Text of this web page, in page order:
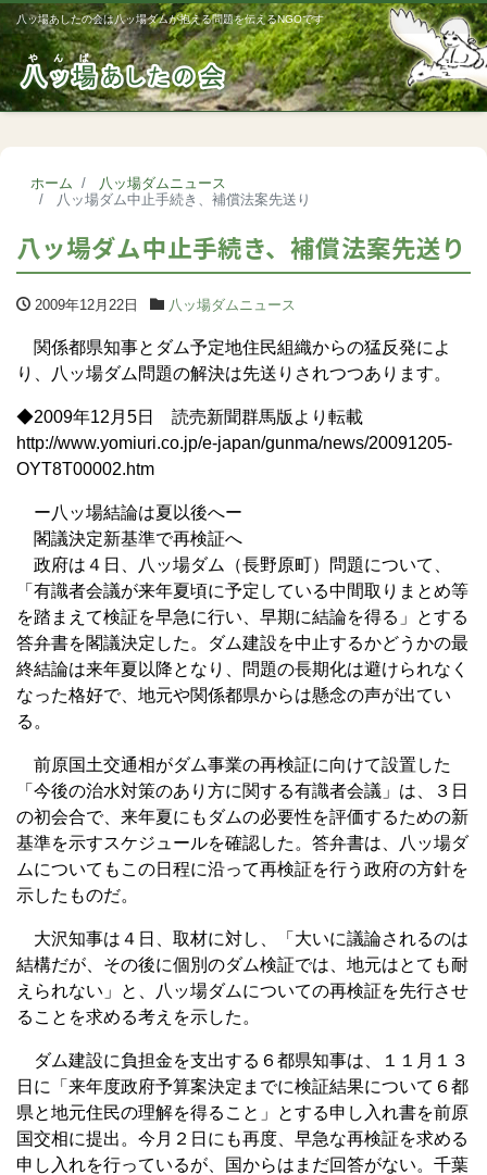
八ッ場あしたの会は八ッ場ダムが抱える問題を伝えるNGOです
ホーム
八ッ場ダムニュース
八ッ場ダム中止手続き、補償法案先送り
八ッ場ダム中止手続き、補償法案先送り
2009年12月22日 八ッ場ダムニュース
関係都県知事とダム予定地住民組織からの猛反発によ
り、八ッ場ダム問題の解決は先送りされつつあります。
◆2009年12月5日 読売新聞群馬版より転載
http://www.yomiuri.co.jp/e-japan/gunma/news/20091205-
OYT8T00002.htm
ー八ッ場結論は夏以後へー
閣議決定新基準で再検証へ
政府は４日、八ッ場ダム（長野原町）問題について、
「有識者会議が来年夏頃に予定している中間取りまとめ等
を踏まえて検証を早急に行い、早期に結論を得る」とする
答弁書を閣議決定した。ダム建設を中止するかどうかの最
終結論は来年夏以降となり、問題の長期化は避けられなく
なった格好で、地元や関係都県からは懸念の声が出てい
る。
前原国土交通相がダム事業の再検証に向けて設置した
「今後の治水対策のあり方に関する有識者会議」は、３日
の初会合で、来年夏にもダムの必要性を評価するための新
基準を示すスケジュールを確認した。答弁書は、八ッ場ダ
ムについてもこの日程に沿って再検証を行う政府の方針を
示したものだ。
大沢知事は４日、取材に対し、「大いに議論されるのは
結構だが、その後に個別のダム検証では、地元はとても耐
えられない」と、八ッ場ダムについての再検証を先行させ
ることを求める考えを示した。
ダム建設に負担金を支出する６都県知事は、１１月１３
日に「来年度政府予算案決定までに検証結果について６都
県と地元住民の理解を得ること」とする申し入れ書を前原
国交相に提出。今月２日にも再度、早急な再検証を求める
申し入れを行っているが、国からはまだ回答がない。千葉